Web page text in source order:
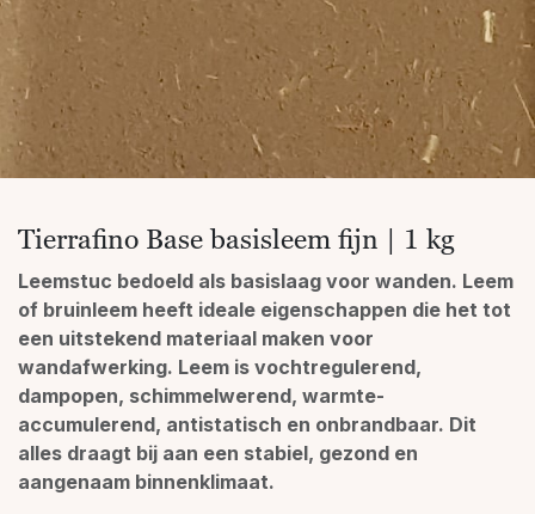
Tierrafino Base basisleem fijn | 1 kg
Leemstuc bedoeld als basislaag voor wanden. Leem
of bruinleem heeft ideale eigenschappen die het tot
een uitstekend materiaal maken voor
wandafwerking. Leem is vochtregulerend,
dampopen, schimmelwerend, warmte-
accumulerend, antistatisch en onbrandbaar. Dit
alles draagt bij aan een stabiel, gezond en
aangenaam binnenklimaat.